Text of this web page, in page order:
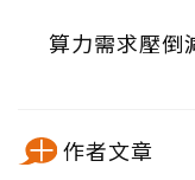
算力需求壓倒
作者文章